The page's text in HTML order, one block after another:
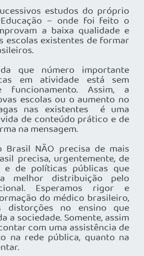
estudos do próprio
– onde foi feito o
a baixa qualidade e
escolas existentes de formar
que número importante
em atividade está sem
funcionamento. Assim, a
escolas ou o aumento no
nas existentes é uma
de conteúdo prático e de
na mensagem.
Brasil NÃO precisa de mais
precisa, urgentemente, de
e de políticas públicas que
melhor distribuição pelo
Esperamos rigor e
do médico brasileiro,
distorções no ensino que
a sociedade. Somente, assim
com uma assistência de
na rede pública, quanto na